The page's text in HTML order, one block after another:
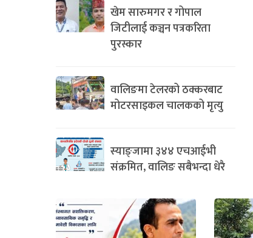
खेम सारुमगर र गोपाल
जिटीलाई कञ्चन पत्रकरिता
पुरस्कार
वालिङमा टेलरको ठक्करबाट
मोटरसाइकल चालकको मृत्यु
स्याङ्जामा ३४४ एचआईभी
संक्रमित, वालिङ सबैभन्दा धेरै